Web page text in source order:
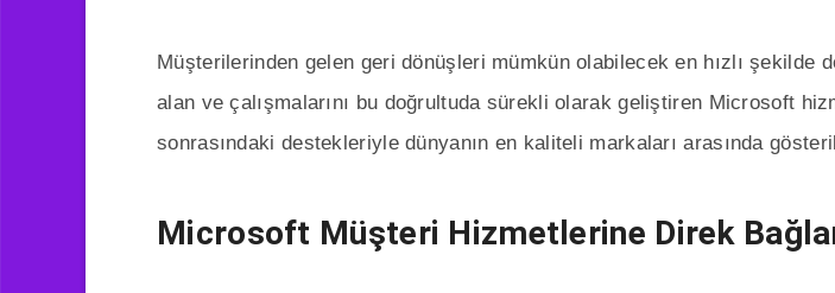
Müşterilerinden gelen geri dönüşleri mümkün olabilecek en hızlı şekilde
alan ve çalışmalarını bu doğrultuda sürekli olarak geliştiren Microsoft
sonrasındaki destekleriyle dünyanın en kaliteli markaları arasında
Microsoft Müşteri Hizmetlerine Direk